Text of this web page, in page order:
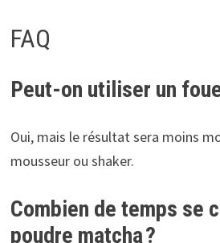
FAQ
Peut-on utiliser un
Oui, mais le résultat sera moins
mousseur ou shaker.
Combien de temps se
poudre matcha ?